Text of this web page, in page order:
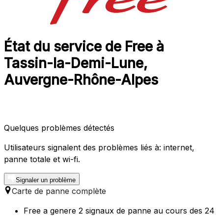
État du service de Free à
Tassin-la-Demi-Lune,
Auvergne-Rhône-Alpes
Quelques problèmes détectés
Utilisateurs signalent des problèmes liés à: internet,
panne totale et wi-fi.
Signaler un problème
Carte de panne complète
Free a genere 2 signaux de panne au cours des 24